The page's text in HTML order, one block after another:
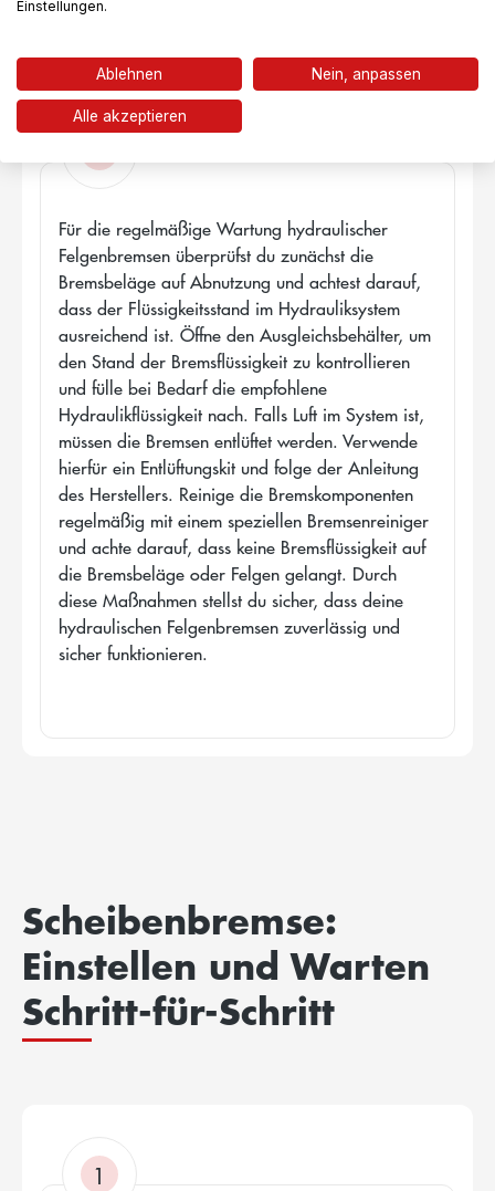
Für die regelmäßige Wartung hydraulischer
Felgenbremsen überprüfst du zunächst die
Bremsbeläge auf Abnutzung und achtest darauf,
dass der Flüssigkeitsstand im Hydrauliksystem
ausreichend ist. Öffne den Ausgleichsbehälter, um
den Stand der Bremsflüssigkeit zu kontrollieren
und fülle bei Bedarf die empfohlene
Hydraulikflüssigkeit nach. Falls Luft im System ist,
müssen die Bremsen entlüftet werden. Verwende
hierfür ein Entlüftungskit und folge der Anleitung
des Herstellers. Reinige die Bremskomponenten
regelmäßig mit einem speziellen Bremsenreiniger
und achte darauf, dass keine Bremsflüssigkeit auf
die Bremsbeläge oder Felgen gelangt. Durch
diese Maßnahmen stellst du sicher, dass deine
hydraulischen Felgenbremsen zuverlässig und
sicher funktionieren.
Scheibenbremse:
Einstellen und Warten
Schritt-für-Schritt
1
Einstellungen.
Ablehnen Nein, anpassen
Alle akzeptieren